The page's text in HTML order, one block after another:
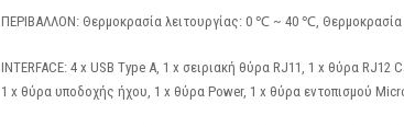
ΠΕΡΙΒΑΛΛΟΝ: Θερμοκρασία λειτουργίας: 0 ℃ ~ 40 ℃,
INTERFACE: 4 x USB Type A, 1 x σειριακή θύρα RJ11, 1 x θύρα RJ12
1 x θύρα υποδοχής ήχου, 1 x θύρα Power, 1 x θύρα εντοπισμού